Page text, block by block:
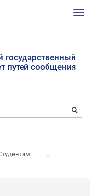
государственный
путей сообщения
...